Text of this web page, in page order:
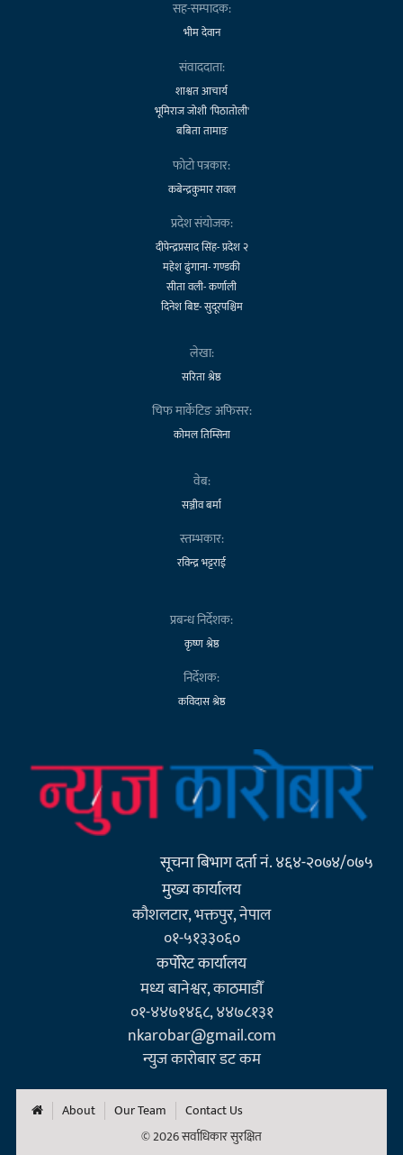
सह-सम्पादक:
भीम देवान
संवाददाता:
शाश्वत आचार्य
भूमिराज जोशी 'पिठातोली'
बबिता तामाङ
फोटो पत्रकार:
कबेन्द्रकुमार रावल
प्रदेश संयोजक:
दीपेन्द्रप्रसाद सिंह- प्रदेश २
महेश ढुंगाना- गण्डकी
सीता वली- कर्णाली
दिनेश बिष्ट- सुदूरपश्चिम
लेखा:
सरिता श्रेष्ठ
चिफ मार्केटिङ अफिसर:
कोमल तिम्सिना
वेब:
सञ्जीव बर्मा
स्तम्भकार:
रविन्द्र भट्टराई
प्रबन्ध निर्देशक:
कृष्ण श्रेष्ठ
निर्देशक:
कविदास श्रेष्ठ
सूचना बिभाग दर्ता नं. ४६४-२०७४/०७५
मुख्य कार्यालय
कौशलटार, भक्तपुर, नेपाल
०१-५१३३०६०
कर्पाेरेट कार्यालय
मध्य बानेश्वर, काठमाडौँ
०१-४४७१४६८, ४४७८१३१
nkarobar@gmail.com
न्युज कारोबार डट कम
About Our Team
Contact Us
© 2026 सर्वाधिकार सुरक्षित